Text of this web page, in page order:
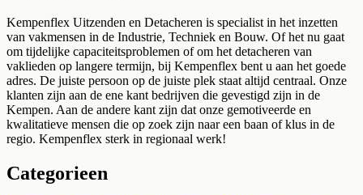
Kempenflex Uitzenden en Detacheren is specialist in het inzetten
van vakmensen in de Industrie, Techniek en Bouw. Of het nu gaat
om tijdelijke capaciteitsproblemen of om het detacheren van
vaklieden op langere termijn, bij Kempenflex bent u aan het goede
adres. De juiste persoon op de juiste plek staat altijd centraal. Onze
klanten zijn aan de ene kant bedrijven die gevestigd zijn in de
Kempen. Aan de andere kant zijn dat onze gemotiveerde en
kwalitatieve mensen die op zoek zijn naar een baan of klus in de
regio. Kempenflex sterk in regionaal werk!
Categorieen